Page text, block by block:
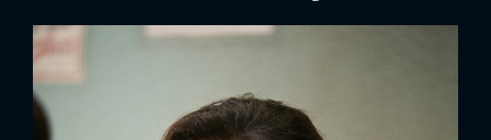
FACEBOOK